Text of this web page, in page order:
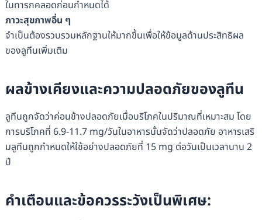
ในทารกคลอดก่อนกำหนดได้
ภาวะสุขภาพอื่น ๆ
จำเป็นต้องรวบรวมหลักฐานให้มากขึ้นเพื่อให้ข้อมูลด้านประสิทธิผล
ของลูทีนเพิ่มเติม
ผลข้างเคียงและความปลอดภัยของลูทีน
ลูทีนถูกจัดว่าค่อนข้างปลอดภัยเมื่อบริโภคในปริมาณที่เหมาะสม โดย
การบริโภคที่ 6.9-11.7 mg/วันในอาหารนั้นจัดว่าปลอดภัย อาหารเสริ
มลูทีนถูกกำหนดให้ใช้อย่างปลอดภัยที่ 15 mg ต่อวันเป็นเวลานาน 2
ปี
คำเตือนและข้อควรระวังเป็นพิเศษ: